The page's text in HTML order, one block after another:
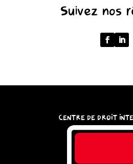
Suivez nos
CENTRE DE DROIT